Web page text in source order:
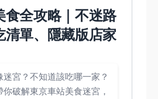
食全攻略｜不迷路
清單、隱藏版店家
宮？不知道該吃哪一家？
破解東京車站美食迷宮，